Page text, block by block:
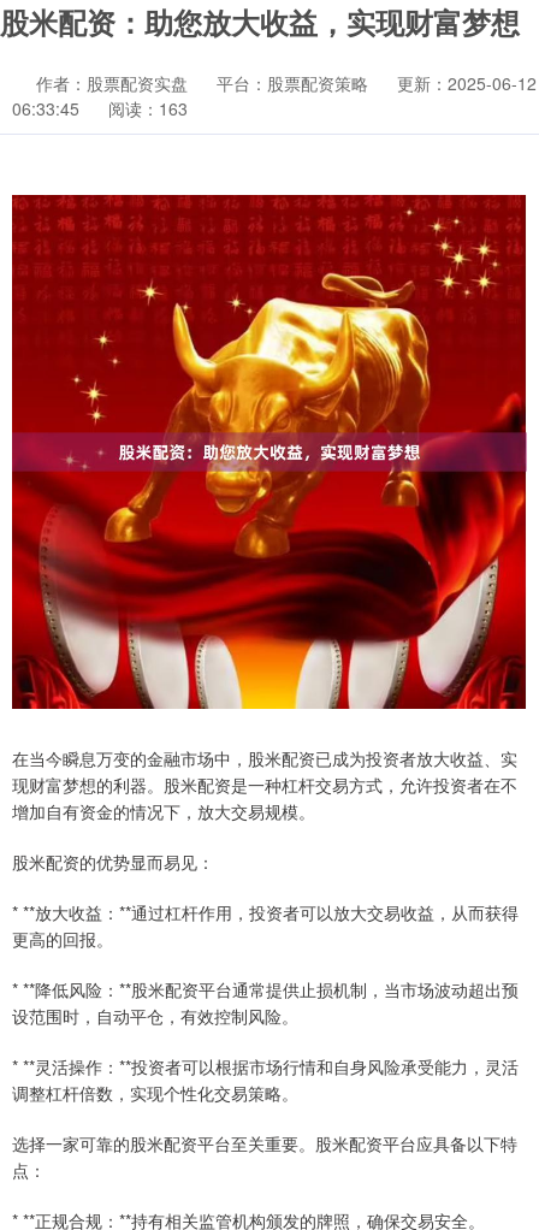
股米配资：助您放大收益，实现财富梦想
作者：股票配资实盘 平台：股票配资策略
更新：2025-06-12
06:33:45
阅读：163
在当今瞬息万变的金融市场中，股米配资已成为投资者放大收益、实
现财富梦想的利器。股米配资是一种杠杆交易方式，允许投资者在不
增加自有资金的情况下，放大交易规模。
股米配资的优势显而易见：
* **放大收益：**通过杠杆作用，投资者可以放大交易收益，从而获得
更高的回报。
* **降低风险：**股米配资平台通常提供止损机制，当市场波动超出预
设范围时，自动平仓，有效控制风险。
* **灵活操作：**投资者可以根据市场行情和自身风险承受能力，灵活
调整杠杆倍数，实现个性化交易策略。
选择一家可靠的股米配资平台至关重要。股米配资平台应具备以下特
点：
* **正规合规：**持有相关监管机构颁发的牌照，确保交易安全。